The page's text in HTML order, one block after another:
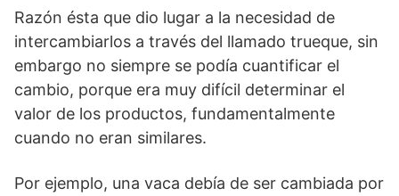
Razón ésta que dio lugar a la necesidad de
intercambiarlos a través del llamado trueque, sin
embargo no siempre se podía cuantificar el
cambio, porque era muy difícil determinar el
valor de los productos, fundamentalmente
cuando no eran similares.
Por ejemplo, una vaca debía de ser cambiada por